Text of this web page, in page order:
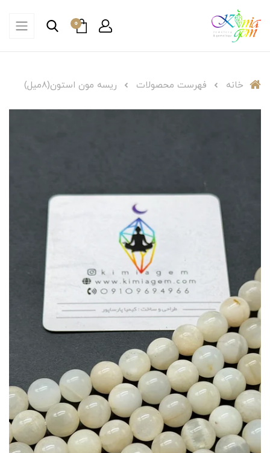
0
خانه فهرست محصولات ریسه مون استون(۸میل)